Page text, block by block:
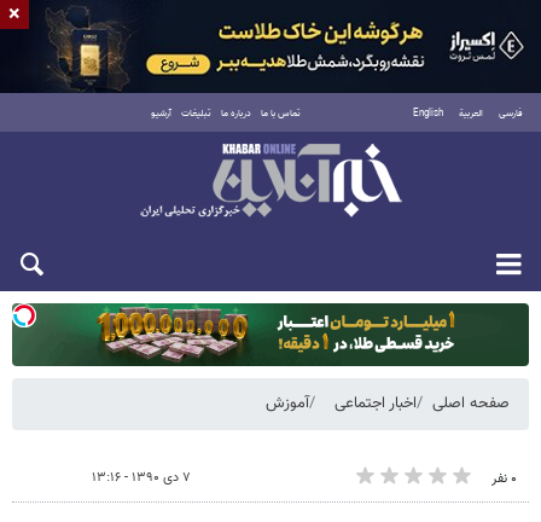
فارسی العربية English تماس با ما درباره ما تبلیغات آرشیو
یکشنبه ۱۸ مرداد ۱۴۰۵
صفحه اصلی اخبار اجتماعی آموزش
۰ نفر ۷ دی ۱۳۹۰ - ۱۳:۱۶
×